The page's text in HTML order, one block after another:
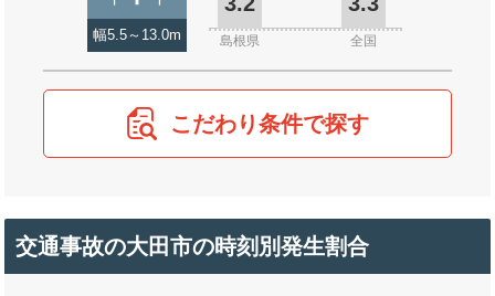
幅5.5～13.0m 島根県 全国
こだわり条件で探す
交通事故の大田市の時刻別発生割合